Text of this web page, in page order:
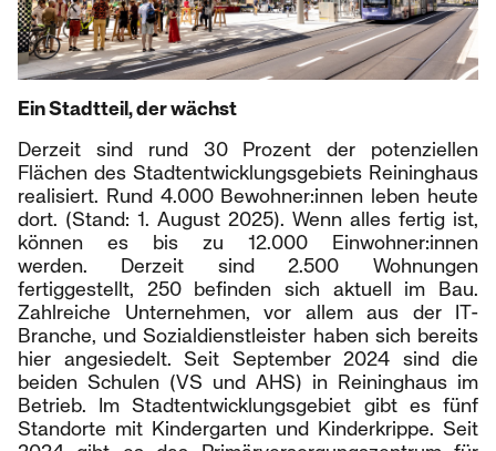
Ein Stadtteil, der wächst
Derzeit sind rund 30 Prozent der potenziellen
Flächen des Stadtentwicklungsgebiets Reininghaus
realisiert. Rund 4.000 Bewohner:innen leben heute
dort. (Stand: 1. August 2025). Wenn alles fertig ist,
können es bis zu 12.000 Einwohner:innen
werden.
Derzeit sind 2.500 Wohnungen
fertiggestellt, 250 befinden sich aktuell im Bau.
Zahlreiche Unternehmen, vor allem aus der IT-
Branche, und Sozialdienstleister haben sich bereits
hier angesiedelt. Seit September 2024 sind die
beiden Schulen (VS und AHS) in Reininghaus im
Betrieb. Im Stadtentwicklungsgebiet gibt es fünf
Standorte mit Kindergarten und Kinderkrippe. Seit